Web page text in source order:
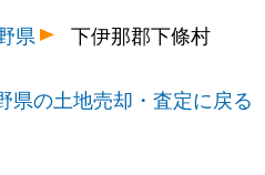
県 下伊那郡下條村
県の土地売却・査定に戻る